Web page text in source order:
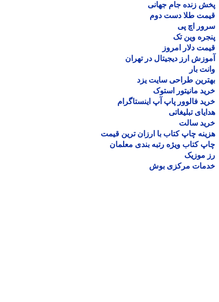
زنده جام جهانی
طلا دست دوم
اچ پی
وین تک
دلار امروز
ارز دیجیتال در تهران
بار
طراحی سایت یزد
مانیتور استوک
فالوور پاپ آپ اینستاگرام
تبلیغاتی
سالت
چاپ کتاب با ارزان ترین قیمت
کتاب ویژه رتبه بندی معلمان
موزیک
مرکزی بوش